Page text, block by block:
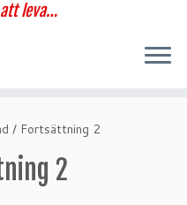
leva…
/ Fortsättning 2
2